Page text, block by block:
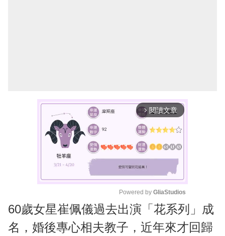
arrow_forward_ios 閱讀文章
M
u
t
Powered by GliaStudios
60歲女星崔佩儀過去出演「花系列」成
名，婚後專心相夫教子，近年來才回歸